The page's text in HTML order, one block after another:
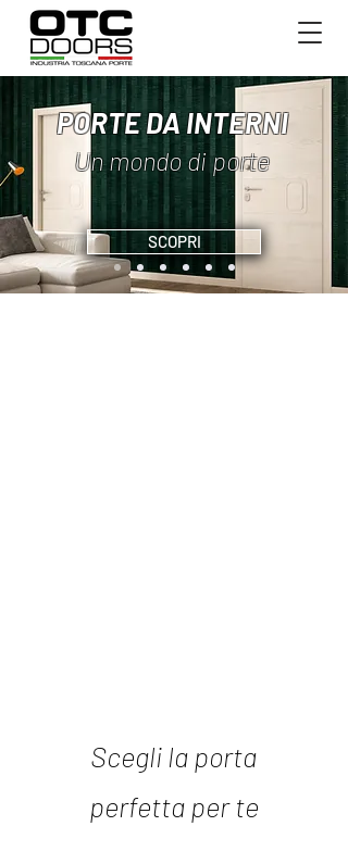
PORTE DA INTERNI
Un mondo di porte
SCOPRI
Scegli la porta
perfetta per te